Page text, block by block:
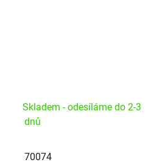
Skladem - odesíláme do 2-3
dnů
70074